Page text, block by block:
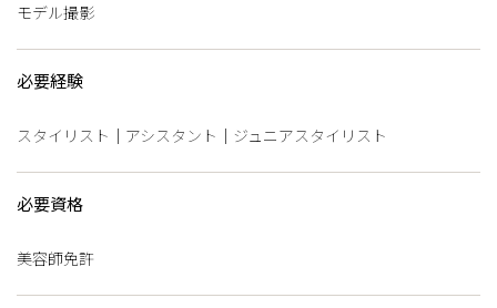
モデル撮影
必要経験
スタイリスト｜アシスタント｜ジュニアスタイリスト
必要資格
美容師免許